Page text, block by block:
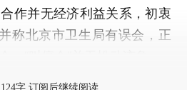
作并无经济利益关系，初衷
称北京市卫生局有误会，正
字 订阅后继续阅读